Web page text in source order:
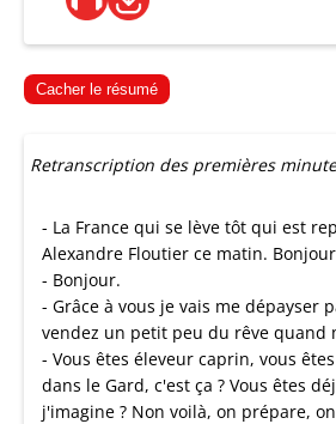
Cacher le résumé
Retranscription des premières
- La France qui se lève tôt qui est
Alexandre Floutier ce matin.
- Bonjour.
- Grâce à vous je vais me dépayser
vendez un petit peu du rêve quand
- Vous êtes éleveur caprin, vous
dans le Gard, c'est ça ? Vous êtes
j'imagine ? Non voilà, on prépare,